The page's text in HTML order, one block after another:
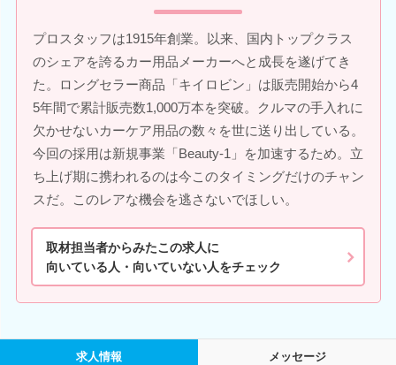
プロスタッフは1915年創業。以来、国内トップクラス
のシェアを誇るカー用品メーカーへと成長を遂げてき
た。ロングセラー商品「キイロビン」は販売開始から4
5年間で累計販売数1,000万本を突破。クルマの手入れに
欠かせないカーケア用品の数々を世に送り出している。
今回の採用は新規事業「Beauty-1」を加速するため。立
ち上げ期に携われるのは今このタイミングだけのチャン
スだ。このレアな機会を逃さないでほしい。
取材担当者からみたこの求人に
向いている人・向いていない人をチェック
求人情報 メッセージ